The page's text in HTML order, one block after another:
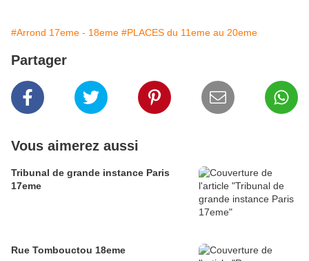
#Arrond 17eme - 18eme #PLACES du 11eme au 20eme
Partager
Vous aimerez aussi
Tribunal de grande instance Paris
17eme
Rue Tombouctou 18eme